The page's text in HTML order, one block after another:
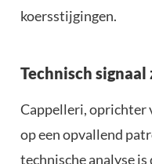
koersstijgingen.
Technisch
Cappelleri, oprichter
op een opvallend
technische analyse